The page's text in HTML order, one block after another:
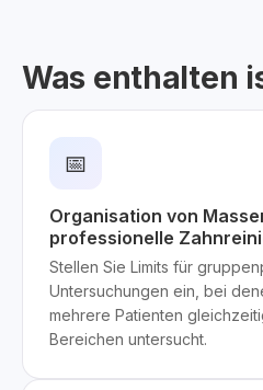
Was enthalten
📅
Organisation von
professionelle
Stellen Sie Limits für
Untersuchungen ein, bei
mehrere Patienten
Bereichen untersucht.